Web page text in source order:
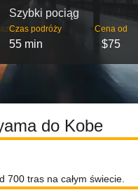
Szybki pociąg
Czas podróży
55 min
Cena od
$75
do Kobe
tras na całym świecie.